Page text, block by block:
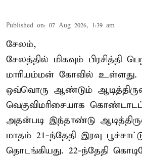
Published on: 07 Aug 2026, 1:39 am
சேலம்,
சேலத்தில் மிகவும் பிரசித்தி
மாரியம்மன் கோவில்
ஒவ்வொரு ஆண்டும்
வெகுவிமரிசையாக
அதன்படி இந்தாண்டு
மாதம் 21-ந்தேதி இரவு
தொடங்கியது. 22-ந்தேதி